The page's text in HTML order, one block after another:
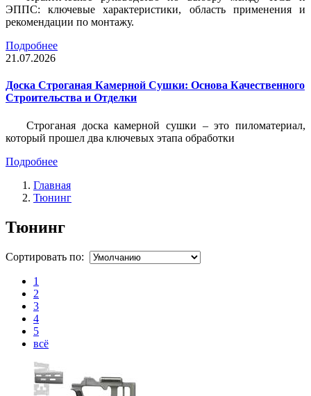
ЭППС: ключевые характеристики, область применения и
рекомендации по монтажу.
Подробнее
21.07.2026
Доска Строганая Камерной Сушки: Основа Качественного
Строительства и Отделки
Строганая доска камерной сушки – это пиломатериал,
который прошел два ключевых этапа обработки
Подробнее
Главная
Тюнинг
Тюнинг
Сортировать по:
1
2
3
4
5
всё